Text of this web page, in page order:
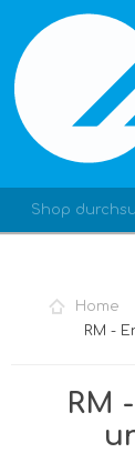
ANMELDEN
Home
RM -
RM